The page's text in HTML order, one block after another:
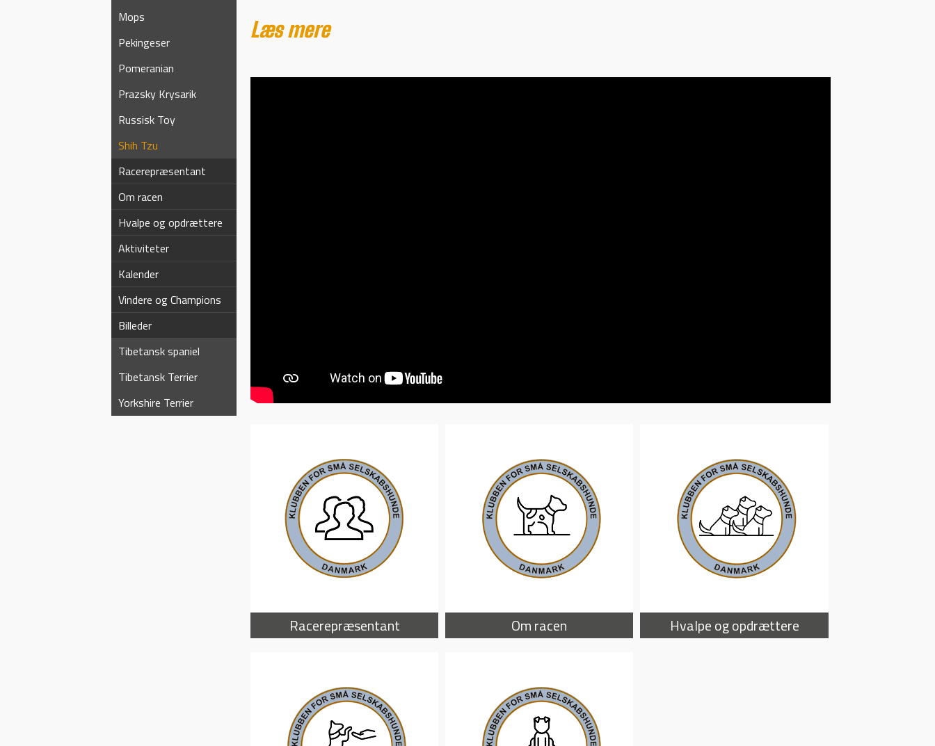
Mops
Pekingeser
Pomeranian
Prazsky Krysarik
Russisk Toy
Shih Tzu
Racerepræsentant
Om racen
Hvalpe og opdrættere
Aktiviteter
Kalender
Vindere og Champions
Billeder
Tibetansk spaniel
Tibetansk Terrier
Yorkshire Terrier
Læs mere
Racerepræsentant Om racen Hvalpe og opdrættere